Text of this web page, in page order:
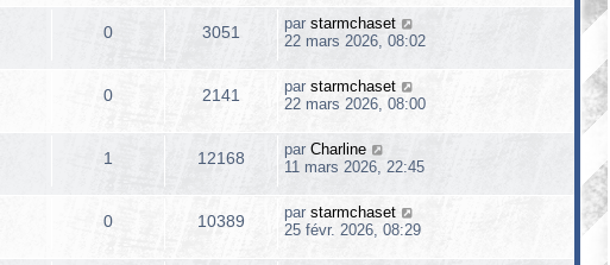
0 3051 par starmchaset
22 mars 2026, 08:02
0 2141 par starmchaset
22 mars 2026, 08:00
1 12168 par Charline
11 mars 2026, 22:45
0 10389 par starmchaset
25 févr. 2026, 08:29